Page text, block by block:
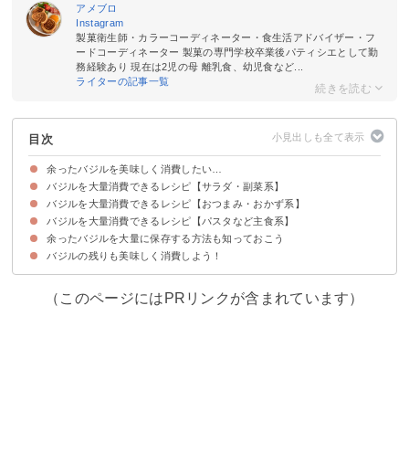
アメブロ
Instagram
製菓衛生師・カラーコーディネーター・食生活アドバイザー・フ
ードコーディネーター 製菓の専門学校卒業後パティシエとして勤
務経験あり 現在は2児の母 離乳食、幼児食など...
ライターの記事一覧
目次
余ったバジルを美味しく消費したい…
バジルを大量消費できるレシピ【サラダ・副菜系】
①トマトと豆腐のカプレーゼ風サラダ
②サラダチキンのバジルサラダ
③アボカドのジェノベーゼサラダ
④バジルの効いたかぶと生ハムのサラダ
⑤バジルとにんにく香るトマトソースのカプレーゼ風サラダ
⑥焼かぼちゃのマリネ風バジルサラダ
⑦イカとバジルのエスニックサラダ
バジルを大量消費できるレシピ【おつまみ・おかず系】
⑧じゃがいもとバジルのチーズ焼き
⑨トマトとチーズのバジルカレーソース
⑩ひよこ豆のフリット バジル塩味
⑪バジル風味のサバ缶リエット
⑫蒲鉾とバジルマヨ
⑬バジル風味のチーズ春巻き
バジルを大量消費できるレシピ【パスタなど主食系】
⑭ツナ入りジェノベーゼパスタ
⑮バジル塩パン
⑯鶏もも肉とバジルで本格タイ料理ガパオライス
⑰ナスのバジルグラタン
⑱具沢山バジル素麺
⑲バジルが決め手の台湾焼きビーフン
余ったバジルを大量に保存する方法も知っておこう
バジルの残りも美味しく消費しよう！
（このページにはPRリンクが含まれています）